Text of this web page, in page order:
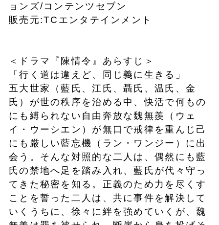
ョンズ/コンテンツセブン
販売元:TCエンタテインメント
＜ドラマ『陳情令』あらすじ＞
「行く道は違えど、同じ義に生きる」
五大世家（藍氏、江氏、聶氏、温氏、金
氏）が世の秩序を治める中、快活で何もの
にも縛られない自由奔放な魏無羨（ウェ
イ・ウーシエン）が無口で戒律を重んじ己
にも厳しい藍忘機（ラン・ワンジー）に出
会う。そんな対照的な二人は、偶然にも藍
氏の禁地へ足を踏み入れ、藍氏が代々守っ
てきた秘密を知る。正義のため力を尽くす
ことを誓った二人は、共に事件を解決して
いくうちに、徐々に絆を強めていくが、魏